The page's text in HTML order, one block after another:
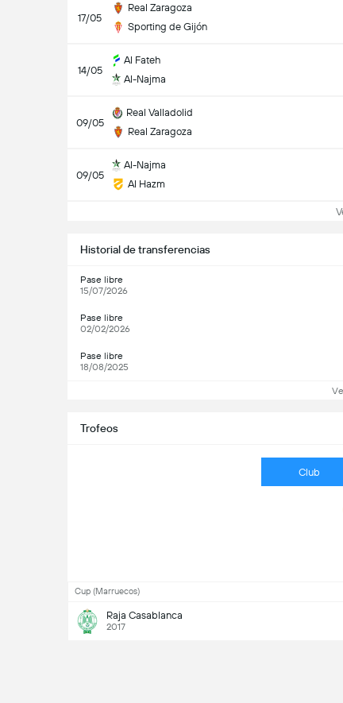
17/05
Real Zaragoza
Sporting de Gijón
14/05
Al Fateh
Al-Najma
09/05
Real Valladolid
Real Zaragoza
09/05
Al-Najma
Al Hazm
Historial de transferencias
Pase libre
15/07/2026
Pase libre
02/02/2026
Pase libre
18/08/2025
Trofeos
Club
Cup (Marruecos)
Raja Casablanca
2017